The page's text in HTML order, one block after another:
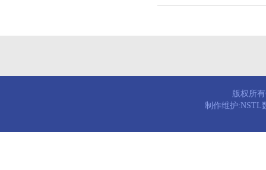
版权所
制作维护:NSTL